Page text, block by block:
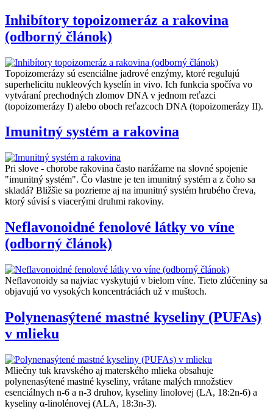
Inhibítory topoizomeráz a rakovina
(odborný článok)
Topoizomerázy sú esenciálne jadrové enzýmy, ktoré regulujú
superhelicitu nukleových kyselín in vivo. Ich funkcia spočíva vo
vytváraní prechodných zlomov DNA v jednom reťazci
(topoizomerázy I) alebo oboch reťazcoch DNA (topoizomerázy II).
Imunitný systém a rakovina
Pri slove - chorobe rakovina často narážame na slovné spojenie
"imunitný systém". Čo vlastne je ten imunitný systém a z čoho sa
skladá? Bližšie sa pozrieme aj na imunitný systém hrubého čreva,
ktorý súvisí s viacerými druhmi rakoviny.
Neflavonoidné fenolové látky vo víne
(odborný článok)
Neflavonoidy sa najviac vyskytujú v bielom víne. Tieto zlúčeniny sa
objavujú vo vysokých koncentráciách už v muštoch.
Polynenasýtené mastné kyseliny (PUFAs)
v mlieku
Mliečny tuk kravského aj materského mlieka obsahuje
polynenasýtené mastné kyseliny, vrátane malých množstiev
esenciálnych n-6 a n-3 druhov, kyseliny linolovej (LA, 18:2n-6) a
kyseliny α-linolénovej (ALA, 18:3n-3).